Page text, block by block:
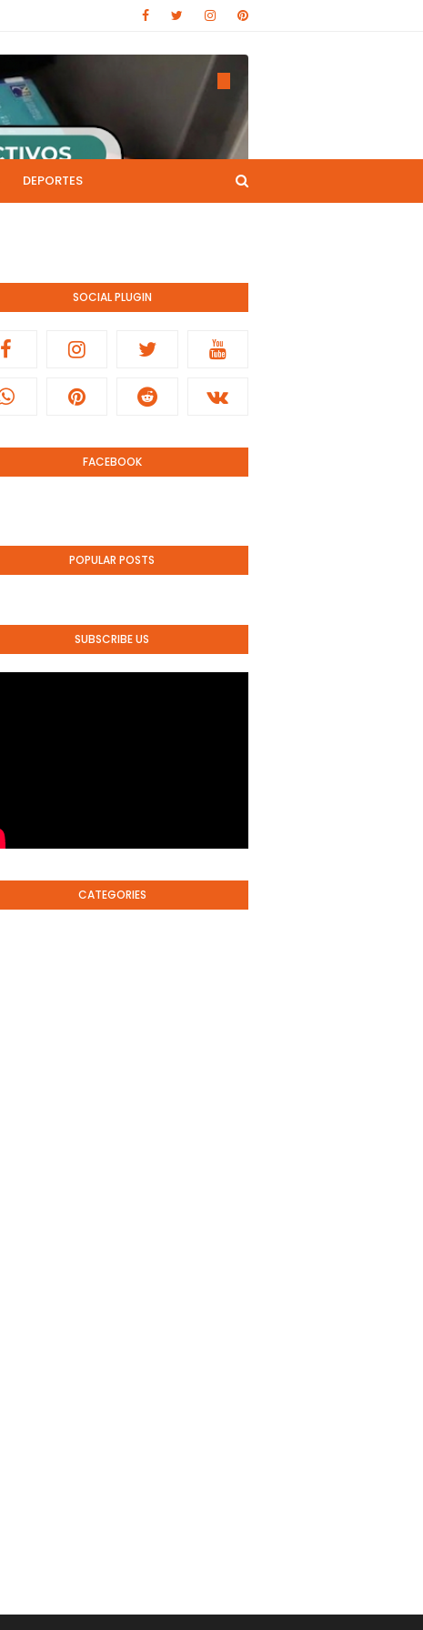
DEPORTES
SOCIAL PLUGIN
FACEBOOK
POPULAR POSTS
SUBSCRIBE US
CATEGORIES